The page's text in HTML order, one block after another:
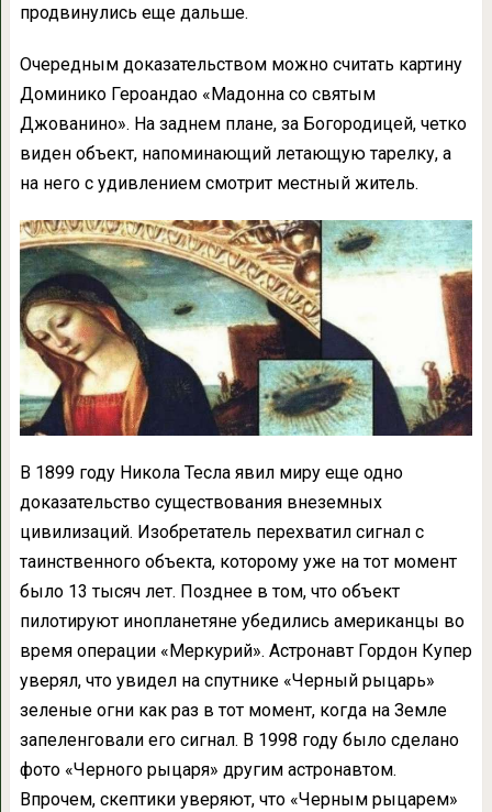
продвинулись еще дальше.
Очередным доказательством можно считать картину
Доминико Героандао «Мадонна со святым
Джованино». На заднем плане, за Богородицей, четко
виден объект, напоминающий летающую тарелку, а
на него с удивлением смотрит местный житель.
В 1899 году Никола Тесла явил миру еще одно
доказательство существования внеземных
цивилизаций. Изобретатель перехватил сигнал с
таинственного объекта, которому уже на тот момент
было 13 тысяч лет. Позднее в том, что объект
пилотируют инопланетяне убедились американцы во
время операции «Меркурий». Астронавт Гордон Купер
уверял, что увидел на спутнике «Черный рыцарь»
зеленые огни как раз в тот момент, когда на Земле
запеленговали его сигнал. В 1998 году было сделано
фото «Черного рыцаря» другим астронавтом.
Впрочем, скептики уверяют, что «Черным рыцарем»